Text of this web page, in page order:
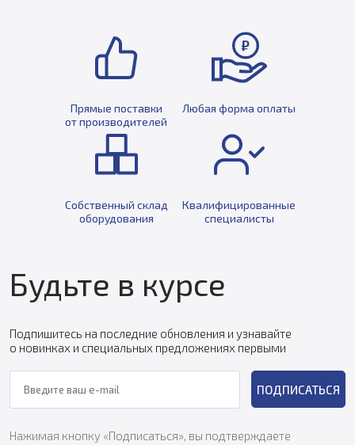
Прямые поставки
от производителей
Любая форма оплаты
Собственный склад
оборудования
Квалифицированные
специалисты
Будьте в курсе
Подпишитесь на последние обновления и узнавайте
о новинках и специальных предложениях первыми
ПОДПИСАТЬСЯ
Нажимая кнопку «Подписаться», вы подтверждаете